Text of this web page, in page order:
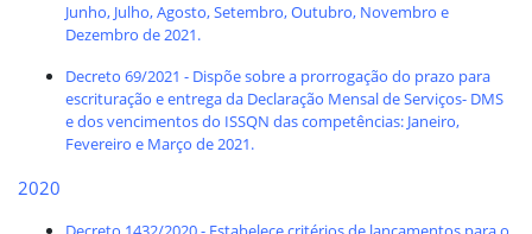
Junho, Julho, Agosto, Setembro, Outubro, Novembro e
Dezembro de 2021.
Decreto 69/2021 - Dispõe sobre a prorrogação do prazo para
escrituração e entrega da Declaração Mensal de Serviços- DMS
e dos vencimentos do ISSQN das competências: Janeiro,
Fevereiro e Março de 2021.
2020